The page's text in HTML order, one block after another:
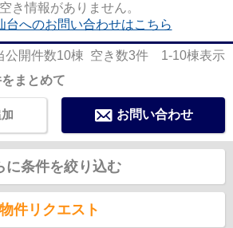
き情報がありません。
台へのお問い合わせはこちら
公開件数10棟 空き数3件 1-10棟表示
まとめて
お問い合わせ
に条件を絞り込む
物件リクエスト